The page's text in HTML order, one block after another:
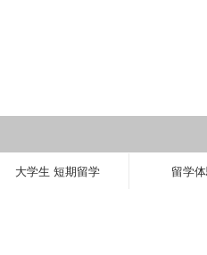
大学生 短期留学 留学